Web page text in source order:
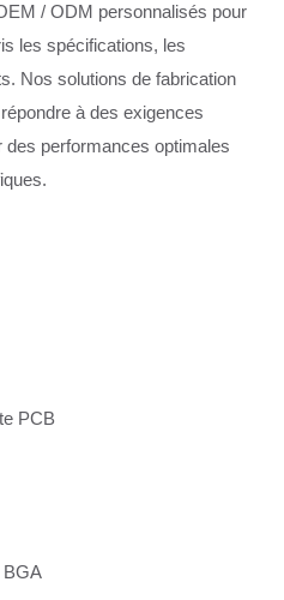
/ ODM personnalisés pour
les spécifications, les
Nos solutions de fabrication
à des exigences
performances optimales
PCB
BGA